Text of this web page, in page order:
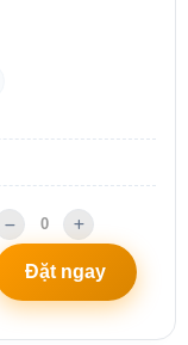
Đặt ngay